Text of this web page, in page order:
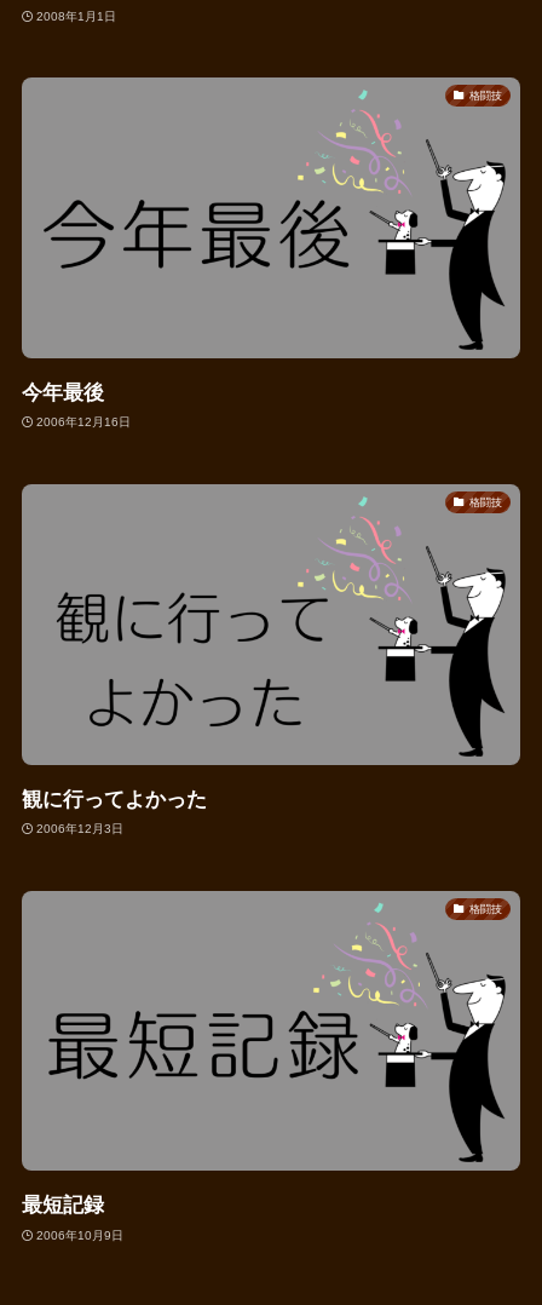
2008年1月1日
格闘技
今年最後
2006年12月16日
格闘技
観に行ってよかった
2006年12月3日
格闘技
最短記録
2006年10月9日